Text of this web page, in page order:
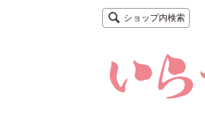
ショップ内検索